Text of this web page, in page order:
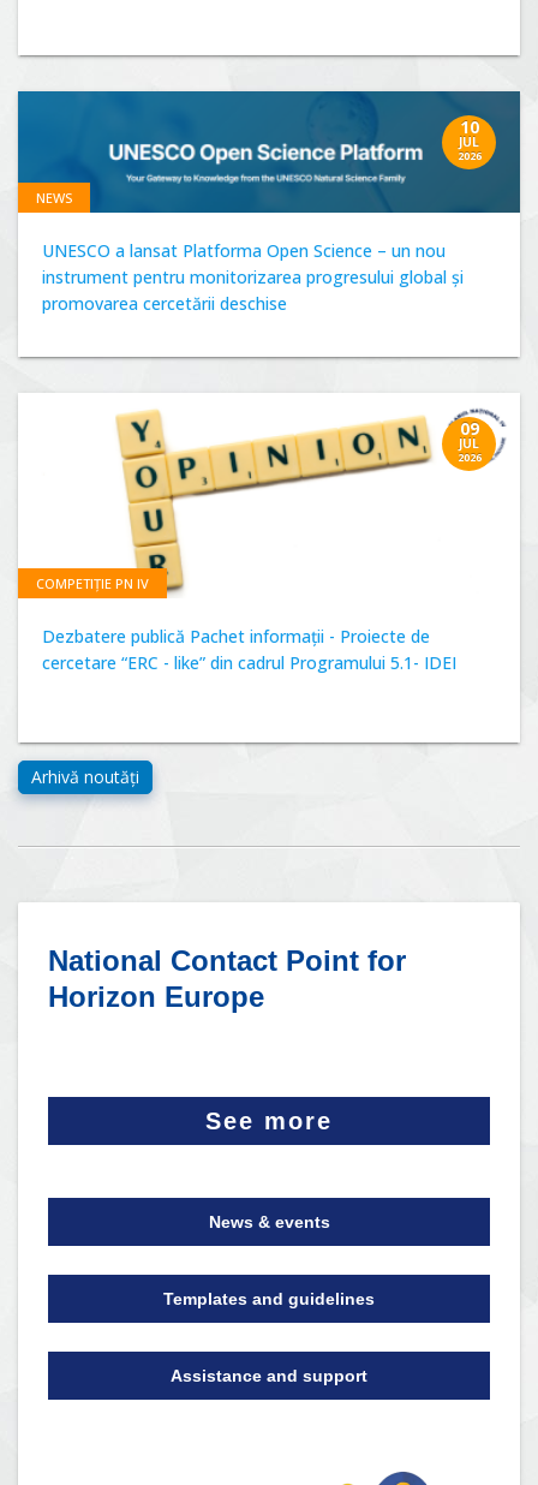
10
JUL
2026
NEWS
UNESCO a lansat Platforma Open Science – un nou
instrument pentru monitorizarea progresului global și
promovarea cercetării deschise
09
JUL
2026
COMPETIȚIE PN IV
Dezbatere publică Pachet informații - Proiecte de
cercetare “ERC - like” din cadrul Programului 5.1- IDEI
National Contact Point for
Horizon Europe
See more
News & events
Templates and guidelines
Assistance and support